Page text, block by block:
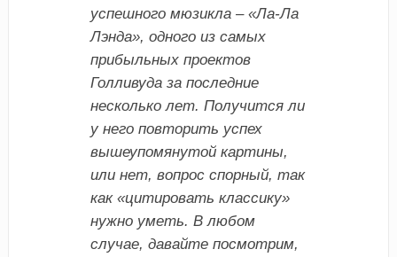
успешного мюзикла – «Ла-Ла
Лэнда», одного из самых
прибыльных проектов
Голливуда за последние
несколько лет. Получится ли
у него повторить успех
вышеупомянутой картины,
или нет, вопрос спорный, так
как «цитировать классику»
нужно уметь. В любом
случае, давайте посмотрим,